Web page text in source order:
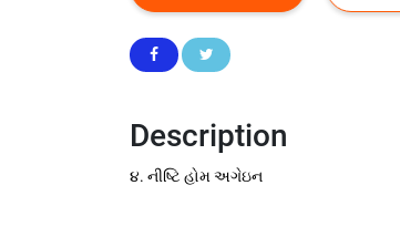
Description
૪. નીષ્ટિ હોમ અગેઇન